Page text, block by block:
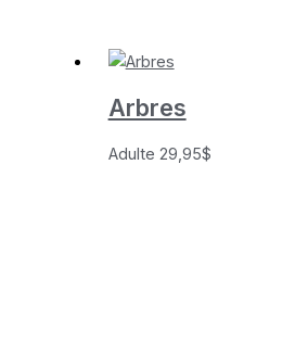
Arbres
Adulte 29,95$